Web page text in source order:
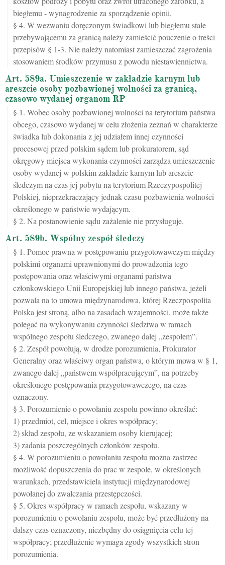
biegłemu - wynagrodzenie za sporządzenie opinii.
§ 4. W wezwaniu doręczonym świadkowi lub biegłemu stale
przebywającemu za granicą należy zamieścić pouczenie o treści
przepisów § 1-3. Nie należy natomiast zamieszczać zagrożenia
stosowaniem środków przymusu z powodu niestawiennictwa.
Art. 589a. Umieszczenie w zakładzie karnym lub
areszcie osoby pozbawionej wolności za granicą,
czasowo wydanej organom RP
§ 1. Wobec osoby pozbawionej wolności na terytorium państwa
obcego, czasowo wydanej w celu złożenia zeznań w charakterze
świadka lub dokonania z jej udziałem innej czynności
procesowej przed polskim sądem lub prokuratorem, sąd
okręgowy miejsca wykonania czynności zarządza umieszczenie
osoby wydanej w polskim zakładzie karnym lub areszcie
śledczym na czas jej pobytu na terytorium Rzeczypospolitej
Polskiej, nieprzekraczający jednak czasu pozbawienia wolności
określonego w państwie wydającym.
§ 2. Na postanowienie sądu zażalenie nie przysługuje.
Art. 589b. Wspólny zespół śledczy
§ 1. Pomoc prawna w postępowaniu przygotowawczym między
polskimi organami uprawnionymi do prowadzenia tego
postępowania oraz właściwymi organami państwa
członkowskiego Unii Europejskiej lub innego państwa, jeżeli
pozwala na to umowa międzynarodowa, której Rzeczpospolita
Polska jest stroną, albo na zasadach wzajemności, może także
polegać na wykonywaniu czynności śledztwa w ramach
wspólnego zespołu śledczego, zwanego dalej „zespołem”.
§ 2. Zespół powołują, w drodze porozumienia, Prokurator
Generalny oraz właściwy organ państwa, o którym mowa w § 1,
zwanego dalej „państwem współpracującym”, na potrzeby
określonego postępowania przygotowawczego, na czas
oznaczony.
§ 3. Porozumienie o powołaniu zespołu powinno określać:
1) przedmiot, cel, miejsce i okres współpracy;
2) skład zespołu, ze wskazaniem osoby kierującej;
3) zadania poszczególnych członków zespołu.
§ 4. W porozumieniu o powołaniu zespołu można zastrzec
możliwość dopuszczenia do prac w zespole, w określonych
warunkach, przedstawiciela instytucji międzynarodowej
powołanej do zwalczania przestępczości.
§ 5. Okres współpracy w ramach zespołu, wskazany w
porozumieniu o powołaniu zespołu, może być przedłużony na
dalszy czas oznaczony, niezbędny do osiągnięcia celu tej
współpracy; przedłużenie wymaga zgody wszystkich stron
porozumienia.